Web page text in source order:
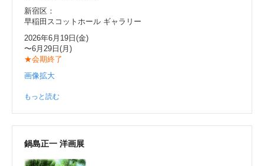
新宿区：
早稲田スコットホール ギャラリー
2026年6月19日(金)
〜6月29日(月)
★会期終了
画像拡大
もっと読む
鍋島正一 洋画展